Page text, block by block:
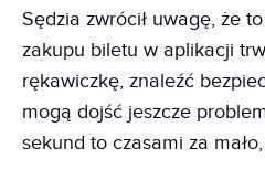
Sędzia zwrócił uwagę, że
zakupu biletu w aplikacji
rękawiczkę, znaleźć
mogą dojść jeszcze
sekund to czasami za